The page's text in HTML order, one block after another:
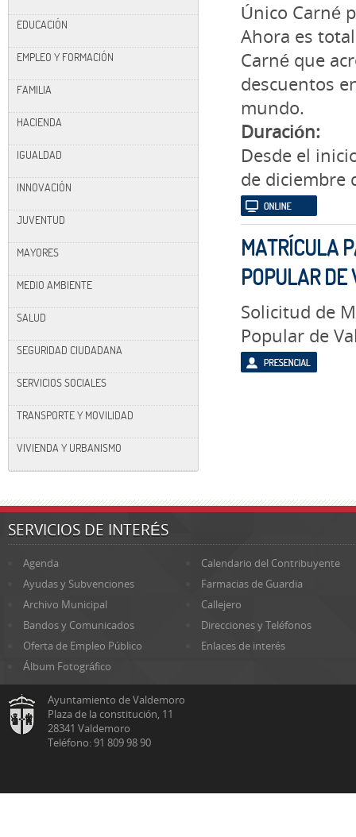
EDUCACIÓN
EMPLEO Y FORMACIÓN
FAMILIA
HACIENDA
IGUALDAD
INNOVACIÓN
JUVENTUD
MAYORES
MEDIO AMBIENTE
SALUD
SEGURIDAD CIUDADANA
SERVICIOS SOCIALES
TRANSPORTE Y MOVILIDAD
VIVIENDA Y URBANISMO
Único Carné
Ahora es
Carné que
descuentos
mundo.
Duración:
Desde el
de diciembre
MATRÍCULA
POPULAR DE
Solicitud de
Popular de
SERVICIOS DE INTERÉS
Agenda
Calendario del Contribuyente
Ayudas y Subvenciones
Farmacias de Guardia
Archivo Municipal
Callejero
Bandos y Comunicados
Direcciones y Teléfonos
Oferta de Empleo Público
Enlaces de interés
Álbum Fotográfico
Ayuntamiento de Valdemoro
Plaza de la constitución, 11
28341 Valdemoro
Teléfono: 91 809 98 90